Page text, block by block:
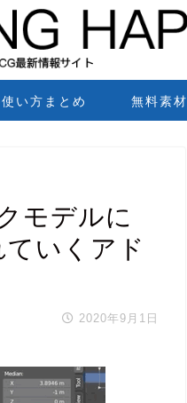
い方まとめ 無料素材
モデルに
いくアド
2020年9月1日